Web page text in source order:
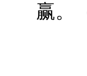
赢。